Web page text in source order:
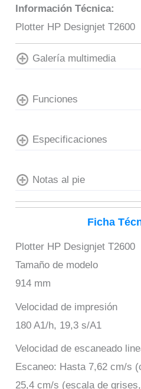
Información Técnica:
Plotter HP Designjet T2600
Galería multimedia
Funciones
Especificaciones
Notas al pie
Ficha
Plotter HP Designjet T2600
Tamaño de modelo
914 mm
Velocidad de impresión
180 A1/h, 19,3 s/A1
Velocidad de escaneado
Escaneo: Hasta 7,62 cm/s
25,4 cm/s (escala de